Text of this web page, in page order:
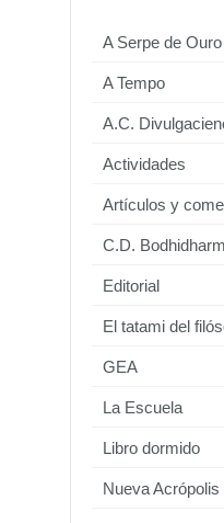
A Serpe de Ouro
A Tempo
A.C.
Actividades
Artículos y
C.D.
Editorial
El tatami del
GEA
La Escuela
Libro dormido
Nueva Acrópolis